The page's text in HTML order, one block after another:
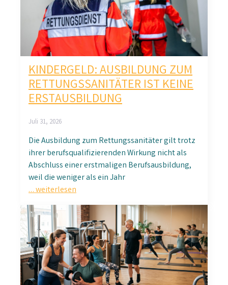
KINDERGELD: AUSBILDUNG ZUM
RETTUNGSSANITÄTER IST KEINE
ERSTAUSBILDUNG
Juli 31, 2026
Die Ausbildung zum Rettungssanitäter gilt trotz
ihrer berufsqualifizierenden Wirkung nicht als
Abschluss einer erstmaligen Berufsausbildung,
weil die weniger als ein Jahr
… weiterlesen